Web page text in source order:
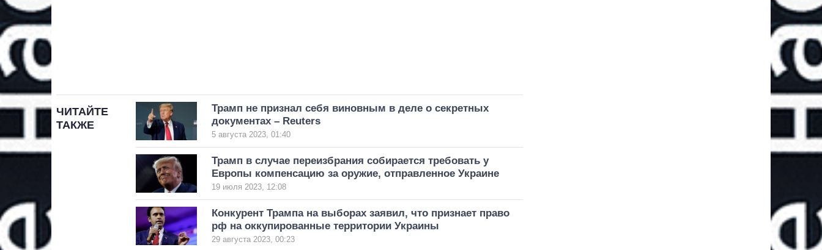
ЧИТАЙТЕ
ТАКЖЕ
Трамп не признал себя виновным в деле о секретных
документах – Reuters
5 августа 2023, 01:40
Трамп в случае переизбрания собирается требовать у
Европы компенсацию за оружие, отправленное Украине
19 июля 2023, 12:08
Конкурент Трампа на выборах заявил, что признает право
рф на оккупированные территории Украины
29 августа 2023, 00:23